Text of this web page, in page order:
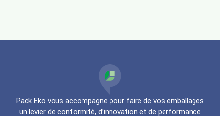
Pack Eko vous accompagne pour faire de vos emballages
un levier de conformité, d’innovation et de performance